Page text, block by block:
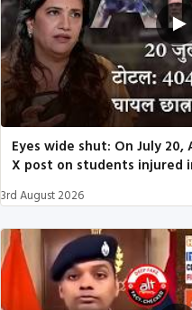
Eyes wide shut: On July 20,
X post on students injured
3rd August 2026